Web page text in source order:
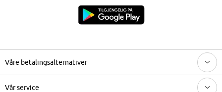
Våre betalingsalternativer
Vår service